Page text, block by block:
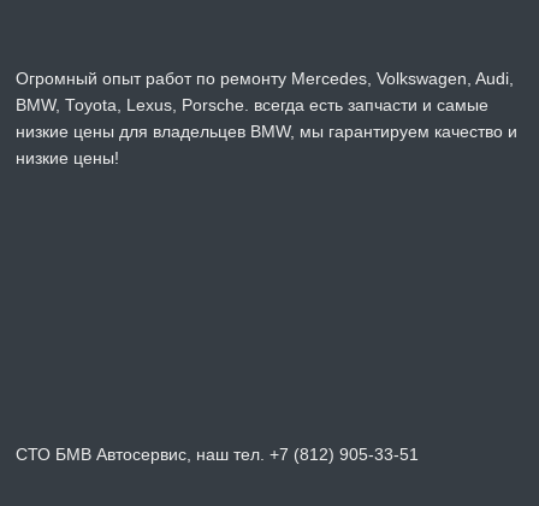
Огромный опыт работ по ремонту Mercedes, Volkswagen, Audi,
BMW, Toyota, Lexus, Porsche. всегда есть запчасти и самые
низкие цены для владельцев BMW, мы гарантируем качество и
низкие цены!
СТО БМВ Автосервис, наш тел. +7 (812) 905-33-51